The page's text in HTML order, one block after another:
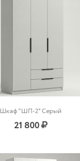
Шкаф "ШП-2" Серый
21 800